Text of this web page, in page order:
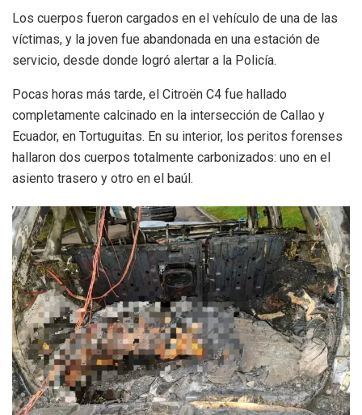
Los cuerpos fueron cargados en el vehículo de una de las
víctimas, y la joven fue abandonada en una estación de
servicio, desde donde logró alertar a la Policía.
Pocas horas más tarde, el Citroën C4 fue hallado
completamente calcinado en la intersección de Callao y
Ecuador, en Tortuguitas. En su interior, los peritos forenses
hallaron dos cuerpos totalmente carbonizados: uno en el
asiento trasero y otro en el baúl.